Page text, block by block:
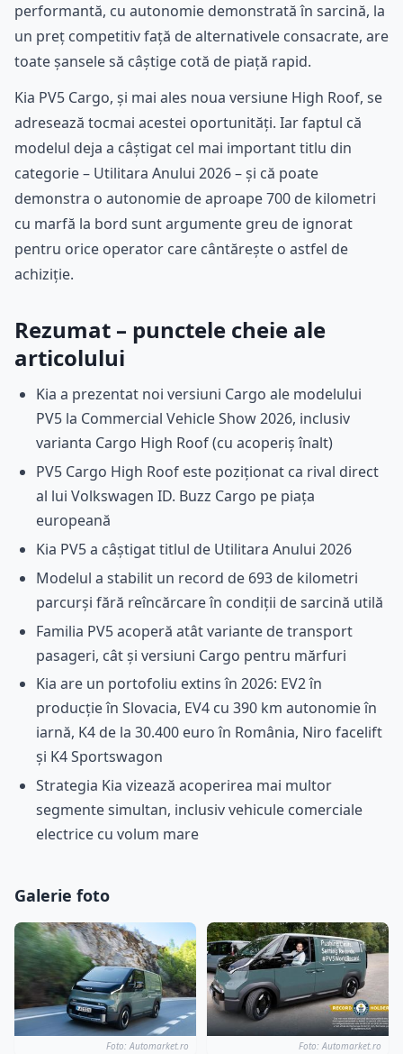
performantă, cu autonomie demonstrată în sarcină, la
un preț competitiv față de alternativele consacrate, are
toate șansele să câștige cotă de piață rapid.
Kia PV5 Cargo, și mai ales noua versiune High Roof, se
adresează tocmai acestei oportunități. Iar faptul că
modelul deja a câștigat cel mai important titlu din
categorie – Utilitara Anului 2026 – și că poate
demonstra o autonomie de aproape 700 de kilometri
cu marfă la bord sunt argumente greu de ignorat
pentru orice operator care cântărește o astfel de
achiziție.
Rezumat – punctele cheie ale
articolului
Kia a prezentat noi versiuni Cargo ale modelului
PV5 la Commercial Vehicle Show 2026, inclusiv
varianta Cargo High Roof (cu acoperiș înalt)
PV5 Cargo High Roof este poziționat ca rival direct
al lui Volkswagen ID. Buzz Cargo pe piața
europeană
Kia PV5 a câștigat titlul de Utilitara Anului 2026
Modelul a stabilit un record de 693 de kilometri
parcurși fără reîncărcare în condiții de sarcină utilă
Familia PV5 acoperă atât variante de transport
pasageri, cât și versiuni Cargo pentru mărfuri
Kia are un portofoliu extins în 2026: EV2 în
producție în Slovacia, EV4 cu 390 km autonomie în
iarnă, K4 de la 30.400 euro în România, Niro facelift
și K4 Sportswagon
Strategia Kia vizează acoperirea mai multor
segmente simultan, inclusiv vehicule comerciale
electrice cu volum mare
Galerie foto
Foto: Automarket.ro Foto: Automarket.ro